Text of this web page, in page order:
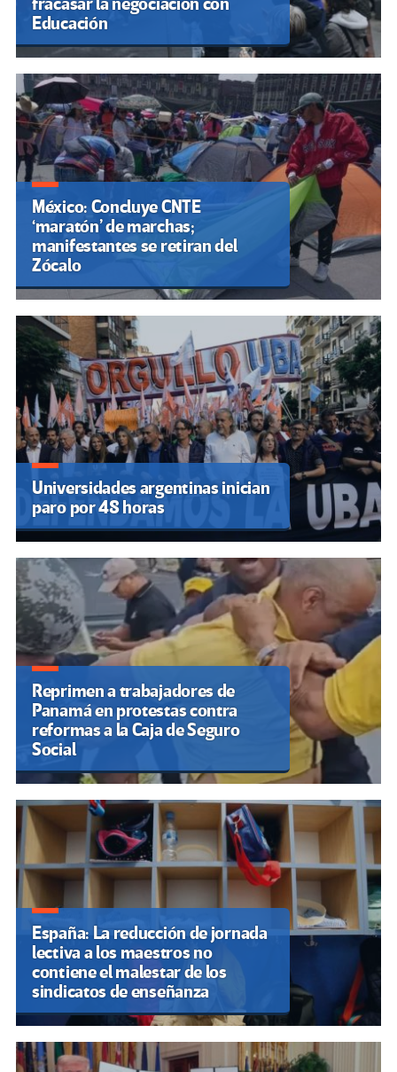
Educación
México: Concluye CNTE
‘maratón’ de marchas;
manifestantes se retiran del
Zócalo
Universidades argentinas inician
paro por 48 horas
Reprimen a trabajadores de
Panamá en protestas contra
reformas a la Caja de Seguro
Social
España: La reducción de jornada
lectiva a los maestros no
contiene el malestar de los
sindicatos de enseñanza